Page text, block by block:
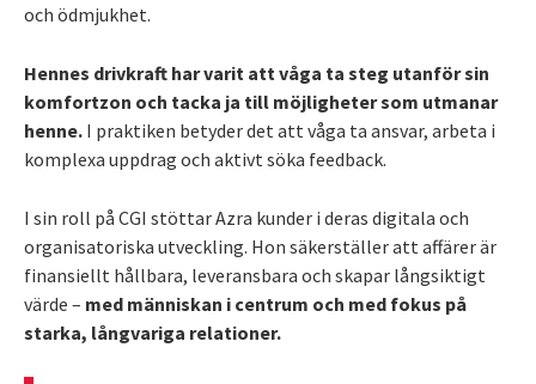
och ödmjukhet.
Hennes drivkraft har varit att våga ta steg utanför sin
komfortzon och tacka ja till möjligheter som utmanar
henne. I praktiken betyder det att våga ta ansvar, arbeta i
komplexa uppdrag och aktivt söka feedback.
I sin roll på CGI stöttar Azra kunder i deras digitala och
organisatoriska utveckling. Hon säkerställer att affärer är
finansiellt hållbara, leveransbara och skapar långsiktigt
värde – med människan i centrum och med fokus på
starka, långvariga relationer.